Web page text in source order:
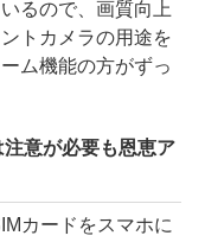
るので、画質向上
トカメラの用途を
ム機能の方がずっ
意が必要も恩恵ア
カードをスマホに